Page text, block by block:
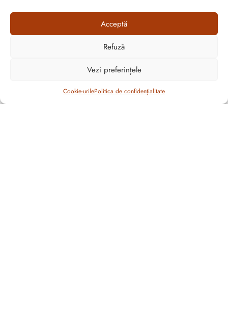
Acceptă
Refuză
Vezi preferințele
Cookie-urilePolitica de confidențialitate
Gilda Tonelli